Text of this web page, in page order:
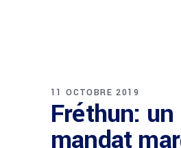
11 OCTOBRE 2019
Fréthun: un
mandat